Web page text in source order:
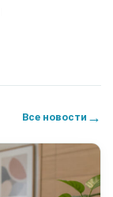
Все новости →